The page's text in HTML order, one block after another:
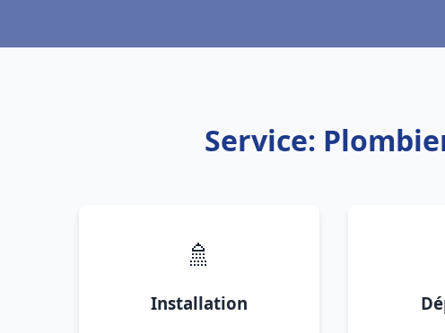
Service:
🚿
Installation